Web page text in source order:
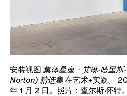
安装视图 集体星座：艾琳·哈里
Norton) 精选集在艺术+实践。
年 1 月 2 日。照片：查尔斯·怀特。